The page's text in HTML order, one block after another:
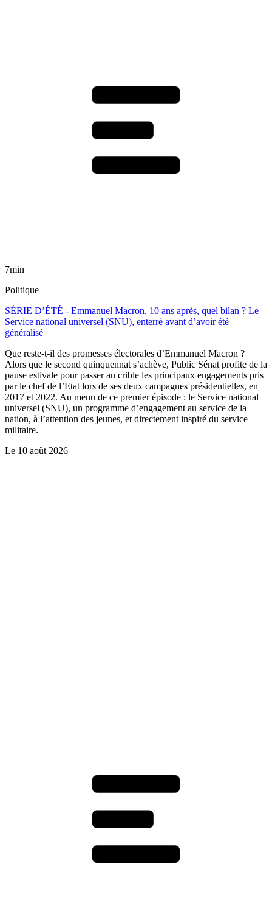
7min
Politique
SÉRIE D’ÉTÉ - Emmanuel Macron, 10 ans après, quel bilan ? Le
Service national universel (SNU), enterré avant d’avoir été
généralisé
Que reste-t-il des promesses électorales d’Emmanuel Macron ?
Alors que le second quinquennat s’achève, Public Sénat profite de la
pause estivale pour passer au crible les principaux engagements pris
par le chef de l’Etat lors de ses deux campagnes présidentielles, en
2017 et 2022. Au menu de ce premier épisode : le Service national
universel (SNU), un programme d’engagement au service de la
nation, à l’attention des jeunes, et directement inspiré du service
militaire.
Le 10 août 2026